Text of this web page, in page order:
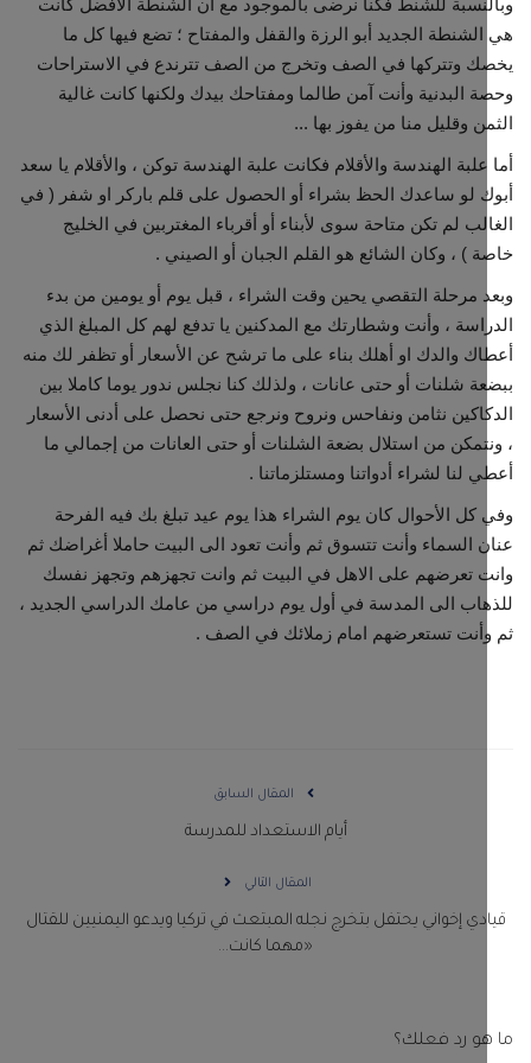
الجديد أبو الرزة والقفل والمفتاح ؛ تضع فيها كل ما
وتتركها في الصف وتخرج من الصف تترندع في الاستراحات
البدنية وأنت آمن طالما ومفتاحك بيدك ولكنها كانت غالية
وقليل منا من يفوز بها ...
الهندسة والأقلام فكانت علبة الهندسة توكن ، والأقلام يا سعد
لو ساعدك الحظ بشراء أو الحصول على قلم باركر او شفر ( في
لم تكن متاحة سوى لأبناء أو أقرباء المغتربين في الخليج
) ، وكان الشائع هو القلم الجبان أو الصيني .
مرحلة التقصي يحين وقت الشراء ، قبل يوم أو يومين من بدء
، وأنت وشطارتك مع المدكنين يا تدفع لهم كل المبلغ الذي
والدك او أهلك بناء على ما ترشح عن الأسعار أو تظفر لك منه
شلنات أو حتى عانات ، ولذلك كنا نجلس ندور يوما كاملا بين
نثامن ونفاحس ونروح ونرجع حتى نحصل على أدنى الأسعار
من استلال بضعة الشلنات أو حتى العانات من إجمالي ما
لنا لشراء أدواتنا ومستلزماتنا .
الأحوال كان يوم الشراء هذا يوم عيد تبلغ بك فيه الفرحة
السماء وأنت تتسوق ثم وأنت تعود الى البيت حاملا أغراضك ثم
تعرضهم على الاهل في البيت ثم وانت تجهزهم وتجهز نفسك
الى المدسة في أول يوم دراسي من عامك الدراسي الجديد ،
تستعرضهم امام زملائك في الصف .
المقال السابق
أيام الاستعداد للمدرسة
المقال التالي
إخواني يحتفل بتخرج نجله المبتعث في تركيا ويدعو اليمنيين للقتال
«مهما كانت...
رد فعلك؟